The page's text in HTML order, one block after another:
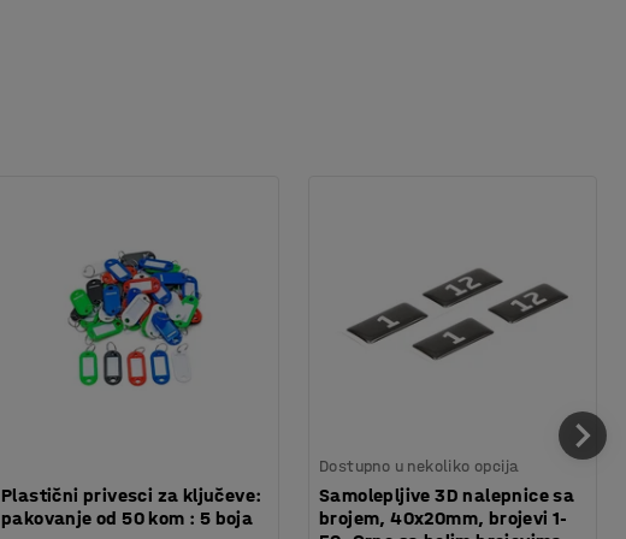
Plastični privesci za ključeve:
pakovanje od 50 kom : 5 boja
Dostupno u nekoliko opcija
Samolepljive 3D nalepnice sa
brojem, 40x20mm, brojevi 1-